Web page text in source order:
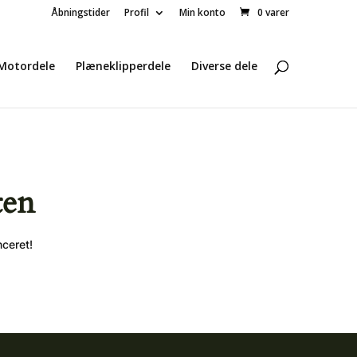
Åbningstider Profil Min konto 0 varer
Plæneklipperdele Diverse dele